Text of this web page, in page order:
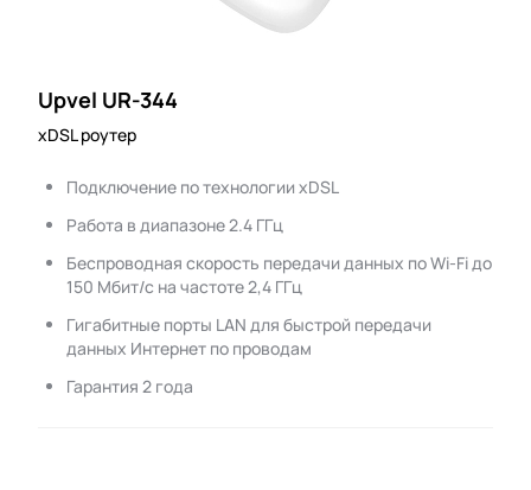
Upvel UR-344
xDSL роутер
Подключение по технологии xDSL
Работа в диапазоне 2.4 ГГц
Беспроводная скорость передачи данных по Wi-Fi до
150 Мбит/с на частоте 2,4 ГГц
Гигабитные порты LAN для быстрой передачи
данных Интернет по проводам
Гарантия 2 года